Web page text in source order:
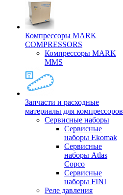
Компрессоры MARK
COMPRESSORS
Компрессоры MARK
MMS
Запчасти и расходные
материалы для компрессоров
Cервисные наборы
Сервисные
наборы Ekomak
Cервисные
наборы Atlas
Copco
Сервисные
наборы FINI
Реле давления